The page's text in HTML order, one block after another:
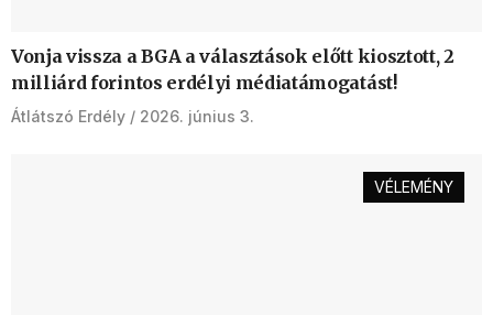
Vonja vissza a BGA a választások előtt kiosztott, 2
milliárd forintos erdélyi médiatámogatást!
Átlátszó Erdély 2026. június 3.
VÉLEMÉNY